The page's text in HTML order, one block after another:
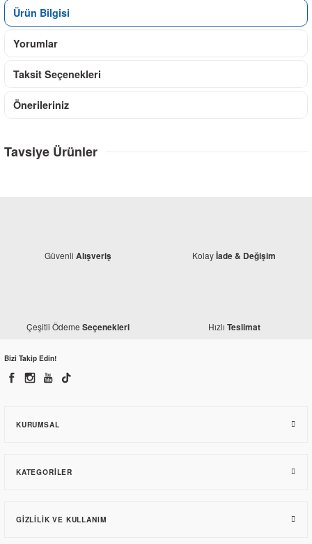
Ürün Bilgisi
Yorumlar
Taksit Seçenekleri
Önerileriniz
Tavsiye Ürünler
Güvenli Alışveriş Kolayİade & Değişim
Çeşitli Ödeme Seçenekleri Hızlı Teslimat
Bizi Takip Edin!
KURUMSAL
KATEGORILER
GIZLILIK VE KULLANIM